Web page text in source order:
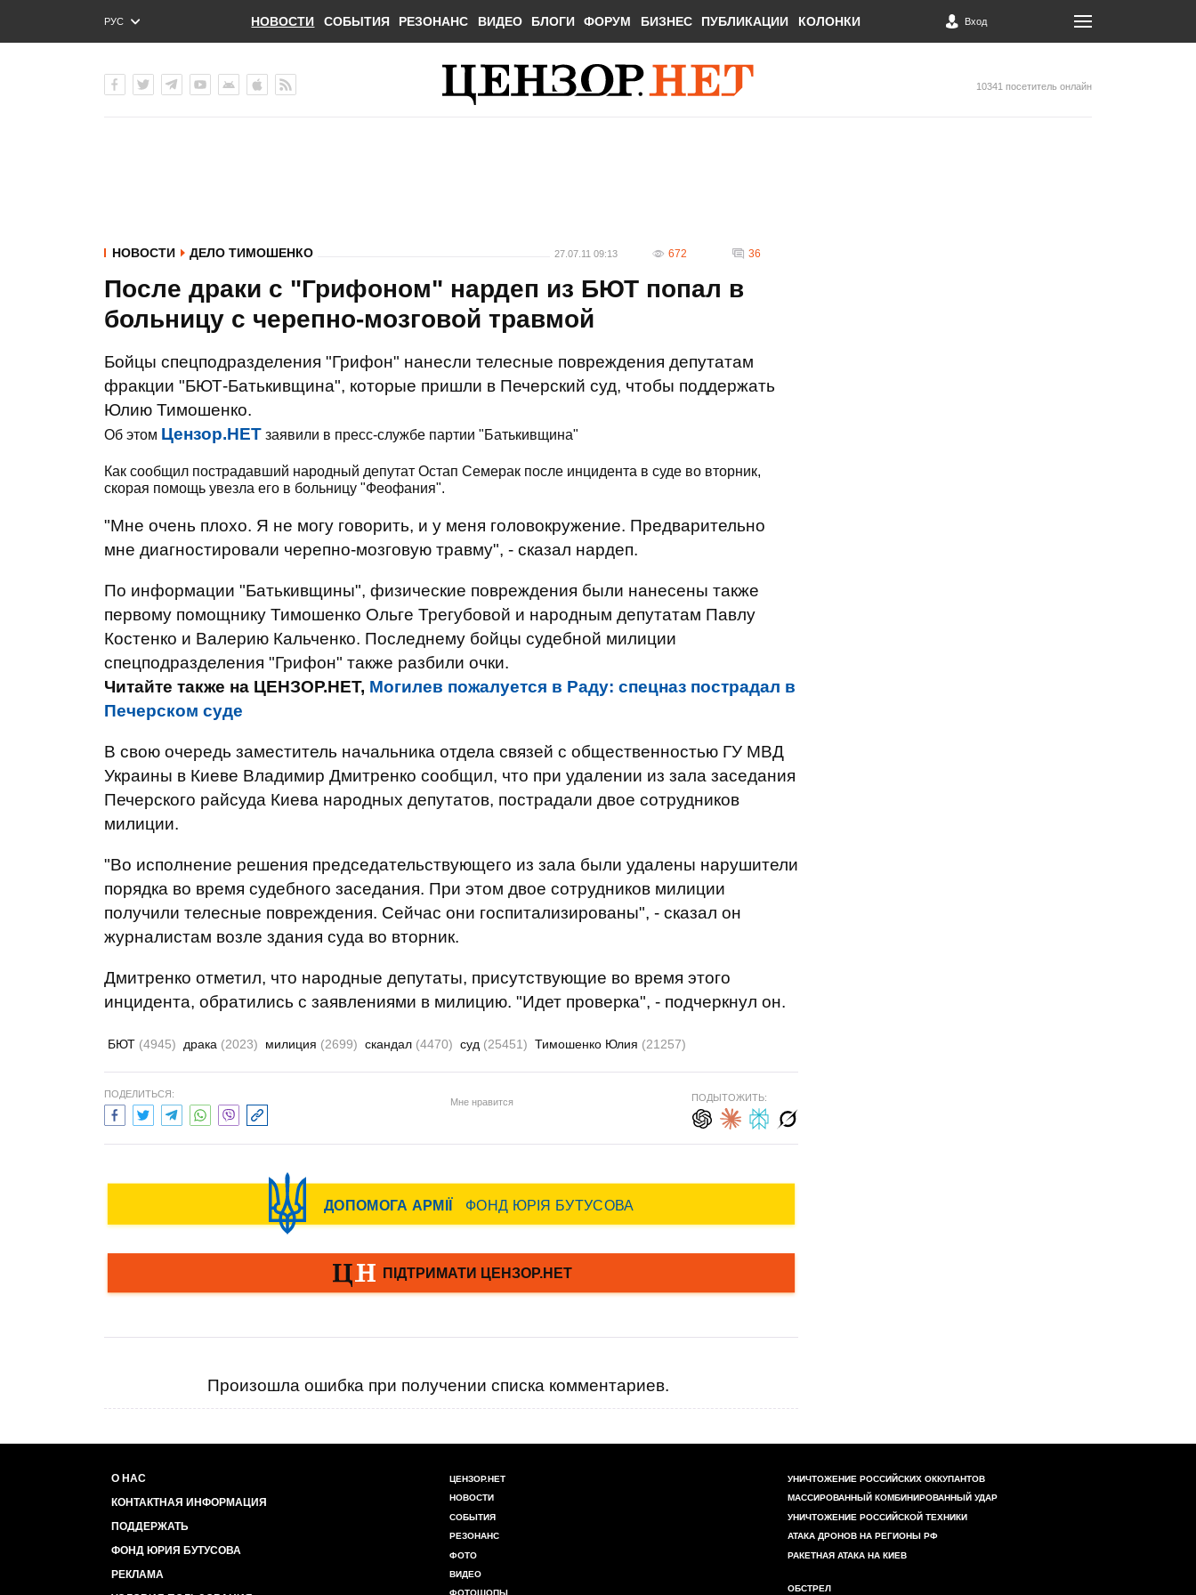
РУС
ENG
НОВОСТИ СОБЫТИЯ РЕЗОНАНС ВИДЕО БЛОГИ ФОРУМ БИЗНЕС ПУБЛИКАЦИИ КОЛОНКИ Вход
10341 посетитель онлайн
НОВОСТИ ДЕЛО ТИМОШЕНКО 27.07.11 09:13 672 36
После драки с "Грифоном" нардеп из БЮТ попал в
больницу с черепно-мозговой травмой
Бойцы спецподразделения "Грифон" нанесли телесные повреждения депутатам
фракции "БЮТ-Батькивщина", которые пришли в Печерский суд, чтобы поддержать
Юлию Тимошенко.
Об этом Цензор.НЕТ заявили в пресс-службе партии "Батькивщина"
Как сообщил пострадавший народный депутат Остап Семерак после инцидента в суде во вторник,
скорая помощь увезла его в больницу "Феофания".
"Мне очень плохо. Я не могу говорить, и у меня головокружение. Предварительно
мне диагностировали черепно-мозговую травму", - сказал нардеп.
По информации "Батькивщины", физические повреждения были нанесены также
первому помощнику Тимошенко Ольге Трегубовой и народным депутатам Павлу
Костенко и Валерию Кальченко. Последнему бойцы судебной милиции
спецподразделения "Грифон" также разбили очки.
Читайте также на ЦЕНЗОР.НЕТ, Могилев пожалуется в Раду: спецназ пострадал в
Печерском суде
В свою очередь заместитель начальника отдела связей с общественностью ГУ МВД
Украины в Киеве Владимир Дмитренко сообщил, что при удалении из зала заседания
Печерского райсуда Киева народных депутатов, пострадали двое сотрудников
милиции.
"Во исполнение решения председательствующего из зала были удалены нарушители
порядка во время судебного заседания. При этом двое сотрудников милиции
получили телесные повреждения. Сейчас они госпитализированы", - сказал он
журналистам возле здания суда во вторник.
Дмитренко отметил, что народные депутаты, присутствующие во время этого
инцидента, обратились с заявлениями в милицию. "Идет проверка", - подчеркнул он.
БЮТ (4945) драка (2023) милиция (2699) скандал (4470) суд (25451) Тимошенко Юлия (21257)
ПОДЕЛИТЬСЯ:
Мне нравится ПОДЫТОЖИТЬ:
Произошла ошибка при получении списка комментариев.
О НАС
КОНТАКТНАЯ ИНФОРМАЦИЯ
ПОДДЕРЖАТЬ
ФОНД ЮРИЯ БУТУСОВА
РЕКЛАМА
ЦЕНЗОР.НЕТ
НОВОСТИ
СОБЫТИЯ
РЕЗОНАНС
ФОТО
ВИДЕО
УНИЧТОЖЕНИЕ РОССИЙСКИХ ОККУПАНТОВ
МАССИРОВАННЫЙ КОМБИНИРОВАННЫЙ УДАР
УНИЧТОЖЕНИЕ РОССИЙСКОЙ ТЕХНИКИ
АТАКА ДРОНОВ НА РЕГИОНЫ РФ
РАКЕТНАЯ АТАКА НА КИЕВ
ОБСТРЕЛ